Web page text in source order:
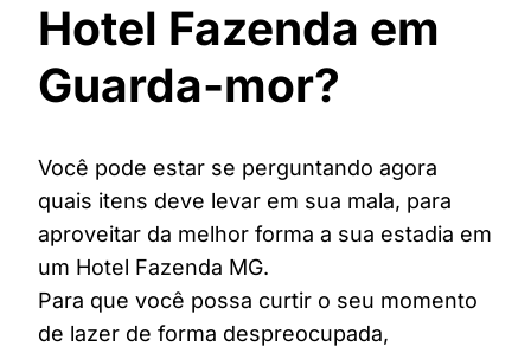
Hotel Fazenda em
Guarda-mor?
Você pode estar se perguntando agora
quais itens deve levar em sua mala, para
aproveitar da melhor forma a sua estadia em
um Hotel Fazenda MG.
Para que você possa curtir o seu momento
de lazer de forma despreocupada,